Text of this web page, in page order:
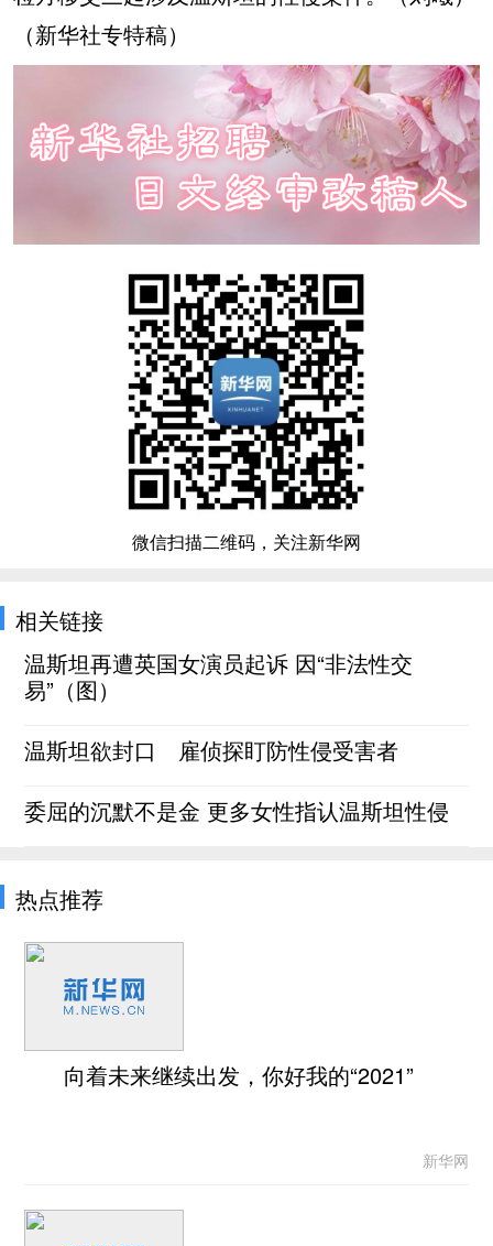
（新华社专特稿）
微信扫描二维码，关注新华网
相关链接
温斯坦再遭英国女演员起诉 因“非法性交
易”（图）
温斯坦欲封口 雇侦探盯防性侵受害者
委屈的沉默不是金 更多女性指认温斯坦性侵
热点推荐
向着未来继续出发，你好我的“2021”
新华网